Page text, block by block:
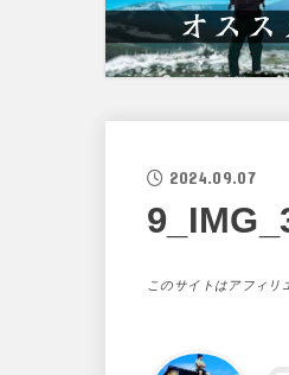
2024.09.07
このサイトはアフィリ